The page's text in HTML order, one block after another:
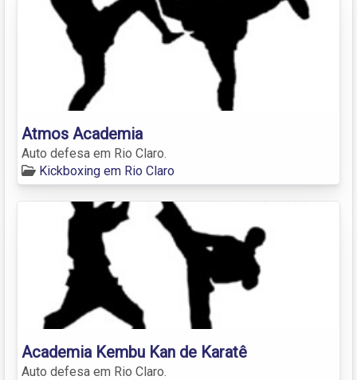
Atmos Academia
Auto defesa em Rio Claro.
Kickboxing em Rio Claro
Academia Kembu Kan de Karatê
Auto defesa em Rio Claro.